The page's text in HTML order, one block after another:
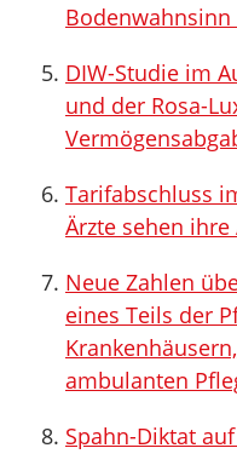
DIW-Studie im
und der Rosa-
Tarifabschluss
Ärzte sehen
Neue Zahlen
eines Teils der
ambulanten
Spahn-Diktat